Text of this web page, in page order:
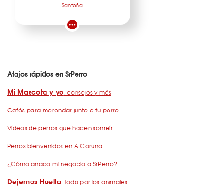
Santoña
Atajos rápidos en SrPerro
Mi Mascota y yo: consejos y más
Cafés para merendar junto a tu perro
Vídeos de perros que hacen sonreír
Perros bienvenidos en A Coruña
¿Cómo añado mi negocio a SrPerro?
Dejemos Huella: todo por los animales